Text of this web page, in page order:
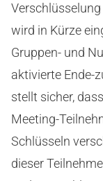
wird in Kürze
Gruppen- und
aktivierte Ende-
stellt sicher,
Meeting-
Schlüsseln
dieser